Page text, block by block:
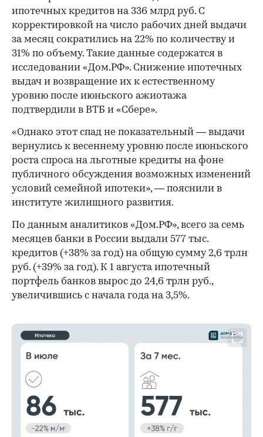
ипотечных кредитов на 336 млрд руб. С
корректировкой на число рабочих дней выдачи
за месяц сократились на 22% по количеству и
31% по объему. Такие данные содержатся в
исследовании «Дом.РФ». Снижение ипотечных
выдач и возвращение их к естественному
уровню после июньского ажиотажа
подтвердили в ВТБ и «Сбере».
«Однако этот спад не показательный — выдачи
вернулись к весеннему уровню после июньского
роста спроса на льготные кредиты на фоне
публичного обсуждения возможных изменений
условий семейной ипотеки», — пояснили в
институте жилищного развития.
По данным аналитиков «Дом.РФ», всего за семь
месяцев банки в России выдали 577 тыс.
кредитов (+38% за год) на общую сумму 2,6 трлн
руб. (+39% за год). К 1 августа ипотечный
портфель банков вырос до 24,6 трлн руб.,
увеличившись с начала года на 3,5%.